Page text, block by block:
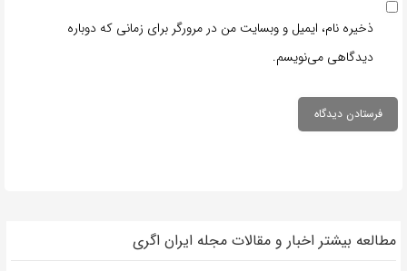
ذخیره نام، ایمیل و وبسایت من در مرورگر برای زمانی که دوباره
دیدگاهی می‌نویسم.
مطالعه بیشتر اخبار و مقالات مجله ایران اگری